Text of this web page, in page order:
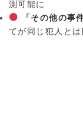
測可能に
「その他の事
てが同じ犯人とは